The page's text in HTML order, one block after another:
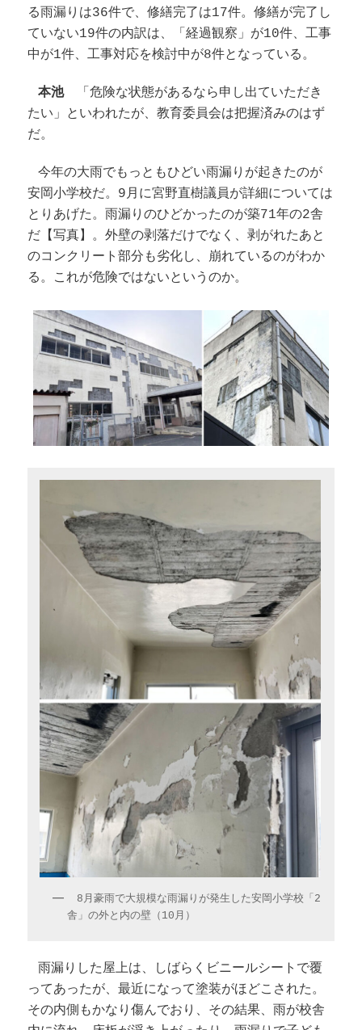
る雨漏りは36件で、修繕完了は17件。修繕が完了し
ていない19件の内訳は、「経過観察」が10件、工事
中が1件、工事対応を検討中が8件となっている。
本池「危険な状態があるなら申し出ていただき
たい」といわれたが、教育委員会は把握済みのはず
だ。
今年の大雨でもっともひどい雨漏りが起きたのが
安岡小学校だ。9月に宮野直樹議員が詳細については
とりあげた。雨漏りのひどかったのが築71年の2舎
だ【写真】。外壁の剥落だけでなく、剥がれたあと
のコンクリート部分も劣化し、崩れているのがわか
る。これが危険ではないというのか。
8月豪雨で大規模な雨漏りが発生した安岡小学校「2
舎」の外と内の壁（10月）
雨漏りした屋上は、しばらくビニールシートで覆
ってあったが、最近になって塗装がほどこされた。
その内側もかなり傷んでおり、その結果、雨が校舎